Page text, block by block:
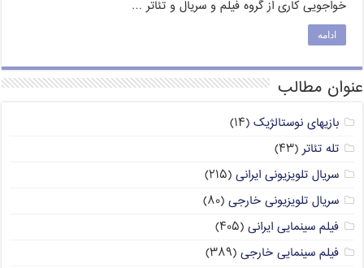
خواجویی کاری از گروه فیلم و سریال و تئاتر …
ادامه
عنوان مطالب
بازیهای نوستالژیک (۱۴)
تله تئاتر(۴۳)
سریال تلویزیونی ایرانی (۲۱۵)
سریال تلویزیونی خارجی (۸۰)
فیلم سینمایی ایرانی (۴۰۵)
فیلم سینمایی خارجی (۳۸۹)